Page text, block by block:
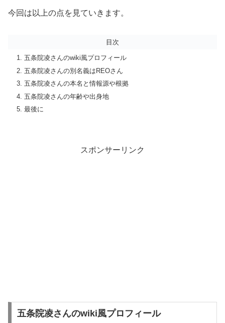
今回は以上の点を見ていきます。
目次
五条院凌さんのwiki風プロフィール
五条院凌さんの別名義はREOさん
五条院凌さんの本名と情報源や根拠
五条院凌さんの年齢や出身地
最後に
スポンサーリンク
五条院凌さんのwiki風プロフィール